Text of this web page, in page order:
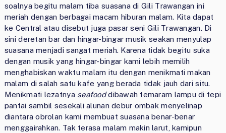
soalnya begitu malam tiba suasana di Gili Trawangan ini
meriah dengan berbagai macam hiburan malam. Kita dapat
ke Central atau disebut juga pasar seni Gili Trawangan. Di
sini deretan bar dan hingar-bingar musik seakan menyulap
suasana menjadi sangat meriah. Karena tidak begitu suka
dengan musik yang hingar-bingar kami lebih memilih
menghabiskan waktu malam itu dengan menikmati makan
malam di salah satu kafe yang berada tidak jauh dari situ.
Menikmati lezatnya seafooddibawah temaram lampu di tepi
pantai sambil sesekali alunan debur ombak menyelinap
diantara obrolan kami membuat suasana benar-benar
menggairahkan. Tak terasa malam makin larut, kamipun